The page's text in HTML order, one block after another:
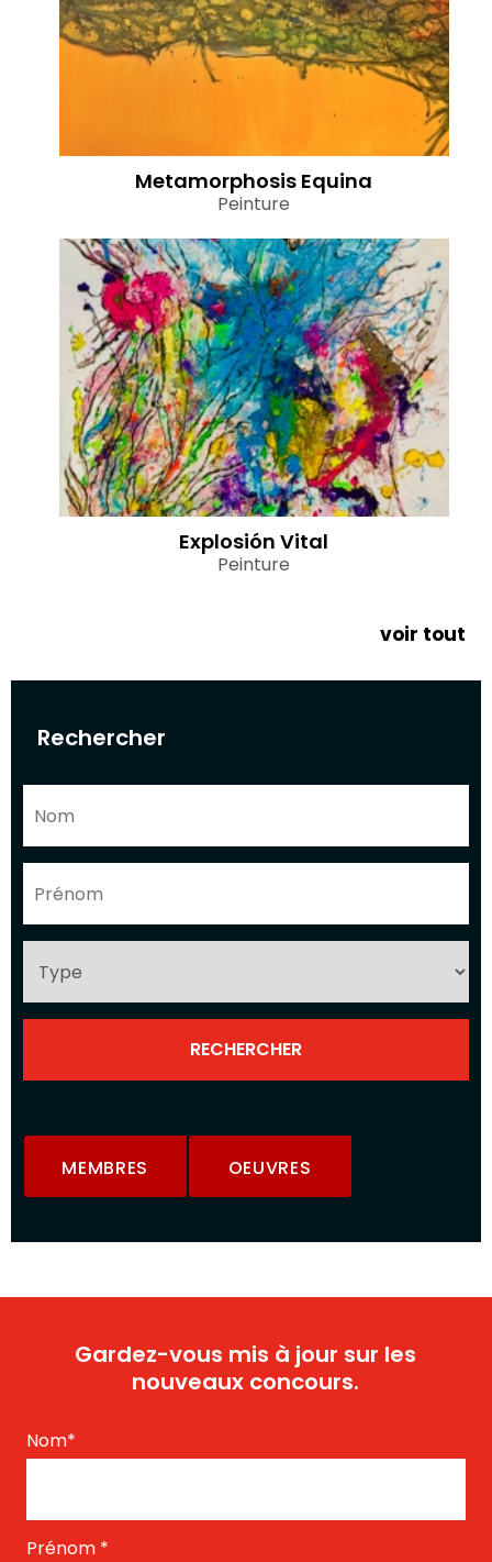
Rechercher
MEMBRES OEUVRES
Metamorphosis Equina
Peinture
Explosión Vital
Peinture
voir tout
Gardez-vous mis à jour sur les
nouveaux concours.
Nom*
Prénom *